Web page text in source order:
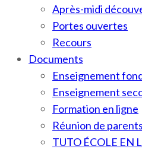
Après-midi
Portes ouvertes
Recours
Documents
Enseignement
Enseignement
Formation en ligne
Réunion de parents
TUTO ÉCOLE EN